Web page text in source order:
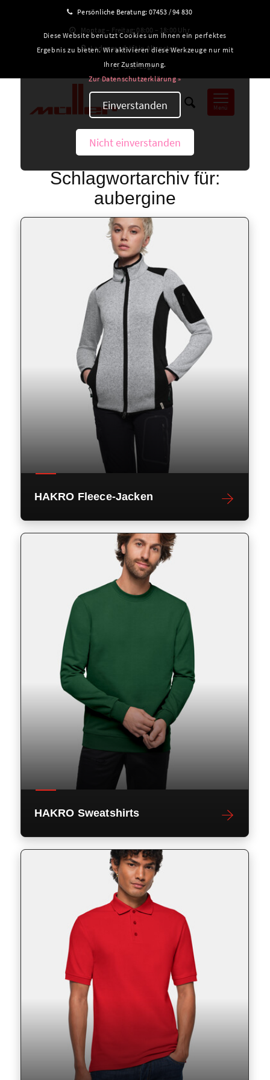
Persönliche Beratung: 07453 / 94 830
Montag – Freitag: 08:00 – 18:00 Uhr
Ladengeschäft in Altensteig
B2B-Login
Menü
Schlagwortarchiv für:
aubergine
HAKRO Fleece-Jacken
HAKRO Sweatshirts
Diese Website benutzt Cookies um Ihnen ein perfektes
Ergebnis zu bieten. Wir aktivieren diese Werkzeuge nur mit
Ihrer Zustimmung.
Zur Datenschutzerklärung »
Einverstanden
Nicht einverstanden